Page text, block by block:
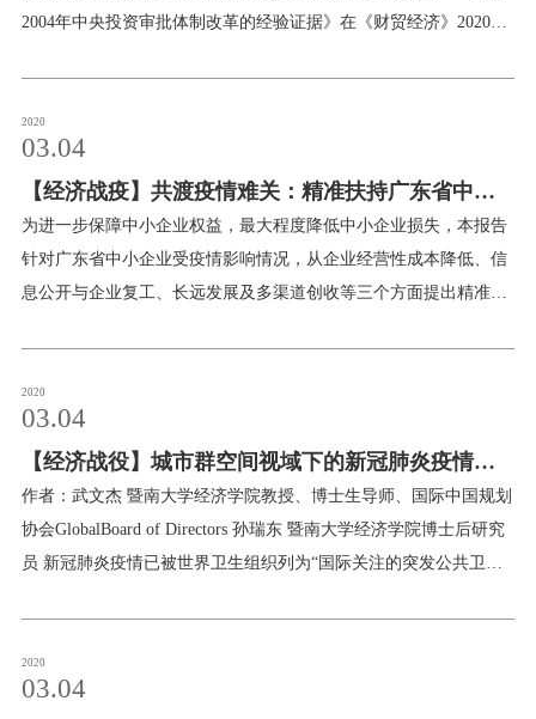
2004年中央投资审批体制改革的经验证据》在《财贸经济》2020年
体制改革为自然实验，采用双重差分法和三重差分法考察了投资管
制调整的投资效应。研究发现，投资审批体制改革导致投资管制程
度放松，促进了相关行业和领域的投资扩张。投资管制程度放松的
投资效应在规模相对小和获得政府补贴相对少的企业中更为明显，
而且在地区市场化程度和地方政府效率相对低的地区更为明显，表
明管制程度放松压缩了地方政府及官员干预和控制企业投资的空
体制改革提供了政策思路。作者简介：王贤彬，中山大学岭南学院
经济学博士，现任暨南大学经济学院经济学系副教授、博士生导
师。主要研究领域为宏观经济学、政治经济学，文章见于《经济研
究》《管理世界》《经济学（季刊）》等刊物。
2020
03.04
【经济战疫】共渡疫情难关：精准扶持广东省中小
企业发展
为进一步保障中小企业权益，最大程度降低中小企业损失，本报告
针对广东省中小企业受疫情影响情况，从企业经营性成本降低、信
息公开与企业复工、长远发展及多渠道创收等三个方面提出精准扶
2020
03.04
【经济战役】城市群空间视域下的新冠肺炎疫情启
示
作者：武文杰 暨南大学经济学院教授、博士生导师、国际中国规划
协会GlobalBoard of Directors 孙瑞东 暨南大学经济学院博士后研究
员 新冠肺炎疫情已被世界卫生组织列为“国际关注的突发公共卫生
市治理体系的重点，符合《中共中央关于坚持和完善中国特色社会
主义制度、推进国家治理体系和治理能力现代化若干重大问题的决
2020
03.04